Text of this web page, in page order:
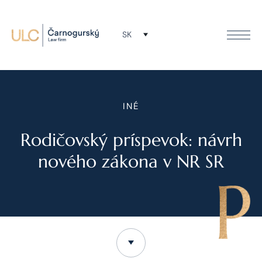
SK
INÉ
Rodičovský príspevok: návrh
nového zákona v NR SR